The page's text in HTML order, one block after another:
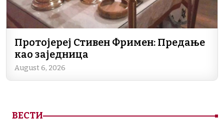
Протојереј Стивен Фримен: Предање
као заједница
August 6, 2026
ВЕСТИ